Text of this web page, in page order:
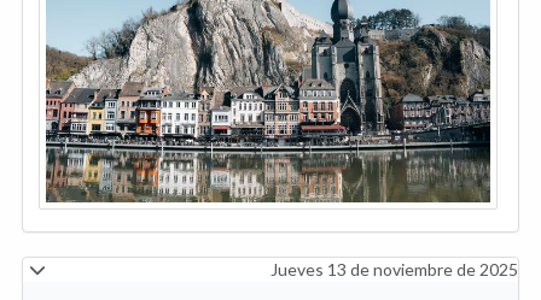
Jueves 13 de noviembre de 2025